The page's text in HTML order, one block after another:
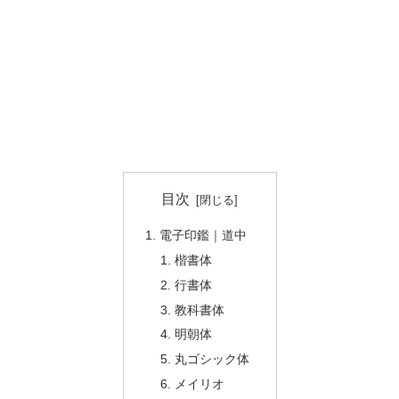
目次
電子印鑑｜道中
楷書体
行書体
教科書体
明朝体
丸ゴシック体
メイリオ